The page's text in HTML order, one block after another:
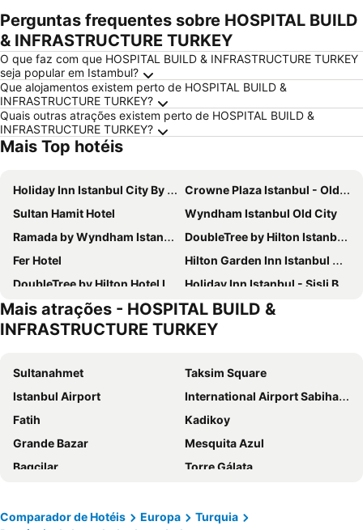
Perguntas frequentes sobre HOSPITAL BUILD
& INFRASTRUCTURE TURKEY
O que faz com que HOSPITAL BUILD & INFRASTRUCTURE TURKEY
seja popular em Istambul?
Que alojamentos existem perto de HOSPITAL BUILD &
INFRASTRUCTURE TURKEY?
Quais outras atrações existem perto de HOSPITAL BUILD &
INFRASTRUCTURE TURKEY?
Mais Top hotéis
Holiday Inn Istanbul City By Ihg
Crowne Plaza Istanbul - Old City by IHG
Sultan Hamit Hotel
Wyndham Istanbul Old City
Ramada by Wyndham Istanbul Pera
DoubleTree by Hilton Istanbul Topkapi
Fer Hotel
Hilton Garden Inn Istanbul Ataturk Airport
DoubleTree by Hilton Hotel Istanbul - Piyalepasa
Holiday Inn Istanbul - Sisli By Ihg
Skalion Hotel
InterContinental Istanbul
Zeyn Otel Istanbul
Sura Hagia Sophia Hotel
Elite World Grand Istanbul Basın Ekpsres Hotel
Swissotel The Bosphorus Istanbul
Ciragan Palace Kempinski Istanbul
Amiral Palace Hotel Boutique Class
Régie Ottoman Istanbul - Special Category
Daru Sultan Hotels Galata
Pera Tulip Hotel
Sura Design Hotel & Suites
Ag Şişli Hotel
Antea Palace Hotel & Spa
The Elysium Taksim
Ottoman's Life Hotel Deluxe
Mais atrações - HOSPITAL BUILD &
INFRASTRUCTURE TURKEY
Sultanahmet
Taksim Square
Istanbul Airport
International Airport Sabiha Gokcen
Fatih
Kadikoy
Grande Bazar
Mesquita Azul
Bagcilar
Torre Gálata
Karakoy Limani
Galata
Comparador de Hotéis Europa
Turquia